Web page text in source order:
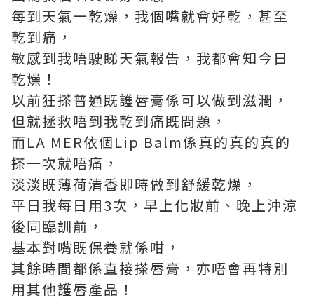
每到天氣一乾燥，我個嘴就會好乾，甚至
乾到痛，
敏感到我唔駛睇天氣報告，我都會知今日
乾燥！
以前狂搽普通既護唇膏係可以做到滋潤，
但就拯救唔到我乾到痛既問題，
而LA MER依個Lip Balm係真的真的真的
搽一次就唔痛，
淡淡既薄荷清香即時做到舒緩乾燥，
平日我每日用3次，早上化妝前、晚上沖涼
後同臨訓前，
基本對嘴既保養就係咁，
其餘時間都係直接搽唇膏，亦唔會再特別
用其他護唇產品！